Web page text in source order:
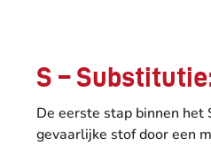
S –
De eerste stap binnen het
gevaarlijke stof door een